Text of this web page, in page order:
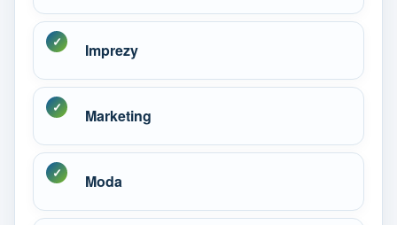
Imprezy
Marketing
Moda